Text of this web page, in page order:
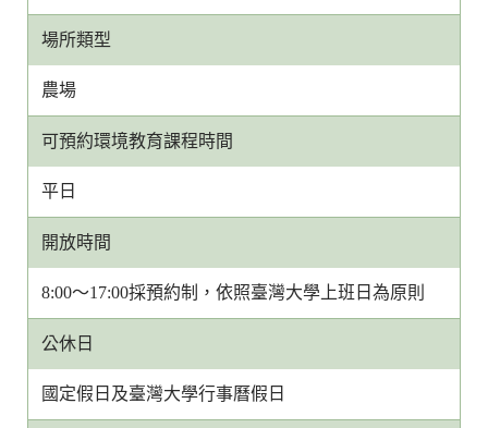
場所類型
農場
可預約環境教育課程時間
平日
開放時間
8:00～17:00採預約制，依照臺灣大學上班日為原則
公休日
國定假日及臺灣大學行事曆假日